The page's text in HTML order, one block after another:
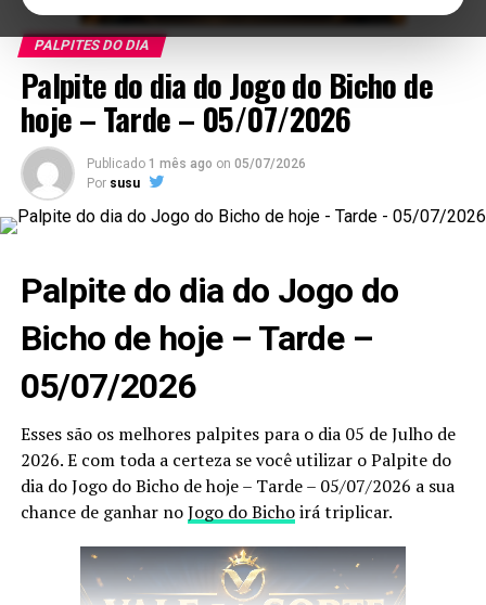
PALPITES DO DIA
Palpite do dia do Jogo do Bicho de
hoje – Tarde – 05/07/2026
Publicado 1 mês ago on 05/07/2026
Por susu
Palpite do dia do Jogo do
Bicho de hoje – Tarde –
05/07/2026
Esses são os melhores palpites para o dia 05 de Julho de
2026. E com toda a certeza se você utilizar o Palpite do
dia do Jogo do Bicho de hoje – Tarde – 05/07/2026 a sua
chance de ganhar noJogo do Bichoirá triplicar.